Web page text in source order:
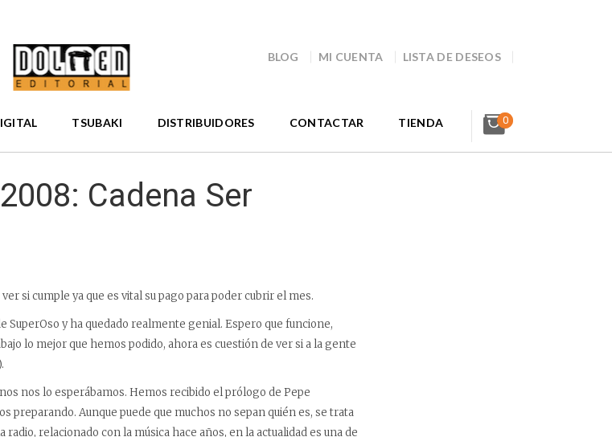
BLOG MI CUENTA LISTA DE DESEOS
TSUBAKI DISTRIBUIDORES CONTACTAR TIENDA 0
Cadena Ser
si cumple ya que es vital su pago para poder cubrir el mes.
SuperOso y ha quedado realmente genial. Espero que funcione,
lo mejor que hemos podido, ahora es cuestión de ver si a la gente
nos lo esperábamos. Hemos recibido el prólogo de Pepe
preparando. Aunque puede que muchos no sepan quién es, se trata
relacionado con la música hace años, en la actualidad es una de